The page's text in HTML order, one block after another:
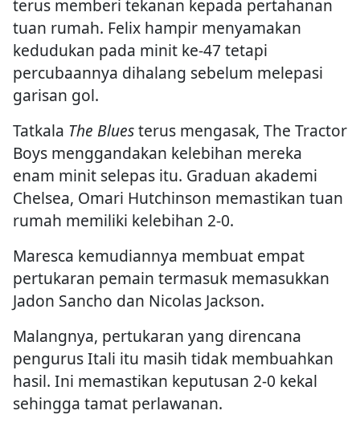
terus memberi tekanan kepada pertahanan
tuan rumah. Felix hampir menyamakan
kedudukan pada minit ke-47 tetapi
percubaannya dihalang sebelum melepasi
garisan gol.
Tatkala The Bluesterus mengasak, The Tractor
Boys menggandakan kelebihan mereka
enam minit selepas itu. Graduan akademi
Chelsea, Omari Hutchinson memastikan tuan
rumah memiliki kelebihan 2-0.
Maresca kemudiannya membuat empat
pertukaran pemain termasuk memasukkan
Jadon Sancho dan Nicolas Jackson.
Malangnya, pertukaran yang direncana
pengurus Itali itu masih tidak membuahkan
hasil. Ini memastikan keputusan 2-0 kekal
sehingga tamat perlawanan.